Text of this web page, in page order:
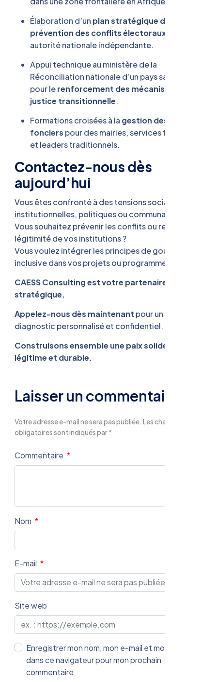
Élaboration d’un plan stratégique de
prévention des conflits électoraux
autorité nationale indépendante.
Appui technique au ministère de la
Réconciliation nationale d’un pays sahélien
pour lerenforcement des mécanismes de
justice transitionnelle.
Formations croisées à la gestion des conflits
fonciers pour des mairies, services fonciers
et leaders traditionnels.
Contactez-nous dès
aujourd’hui
Vous êtes confronté à des tensions sociales,
institutionnelles, politiques ou communautaires ?
Vous souhaitez prévenir les conflits ou renforcer la
légitimité de vos institutions ?
Vous voulez intégrer les principes de gouvernance
inclusive dans vos projets ou programmes ?
CAESS Consulting est votre partenaire
stratégique.
Appelez-nous dès maintenant pour un
diagnostic personnalisé et confidentiel.
Construisons ensemble une paix solide,
légitime et durable.
Laisser un commentaire
Votre adresse e-mail ne sera pas publiée. Les champs
obligatoires sont indiqués par *
Commentaire
Nom
E-mail
Site web
Enregistrer mon nom, mon e-mail et mon site web
dans ce navigateur pour mon prochain
commentaire.